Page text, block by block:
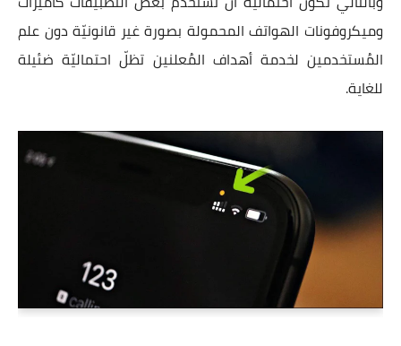
وميكروفونات الهواتف المحمولة بصورة غير قانونيّة دون علم
المُستخدمين لخدمة أهداف المُعلنين تظلّ احتماليّة ضئيلة
للغاية.